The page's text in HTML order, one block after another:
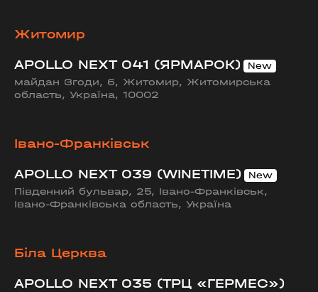
Житомир
APOLLO NEXT 041 (ЯРМАРОК)
майдан Згоди, 6, Житомир, Житомирська
область, Україна, 10002
Івано-Франківськ
APOLLO NEXT 039 (WINETIME)
Південний бульвар, 25, Івано-Франківськ,
Івано-Франківська область, Україна
Біла Церква
APOLLO NEXT 035 (ТРЦ «ГЕРМЕС»)